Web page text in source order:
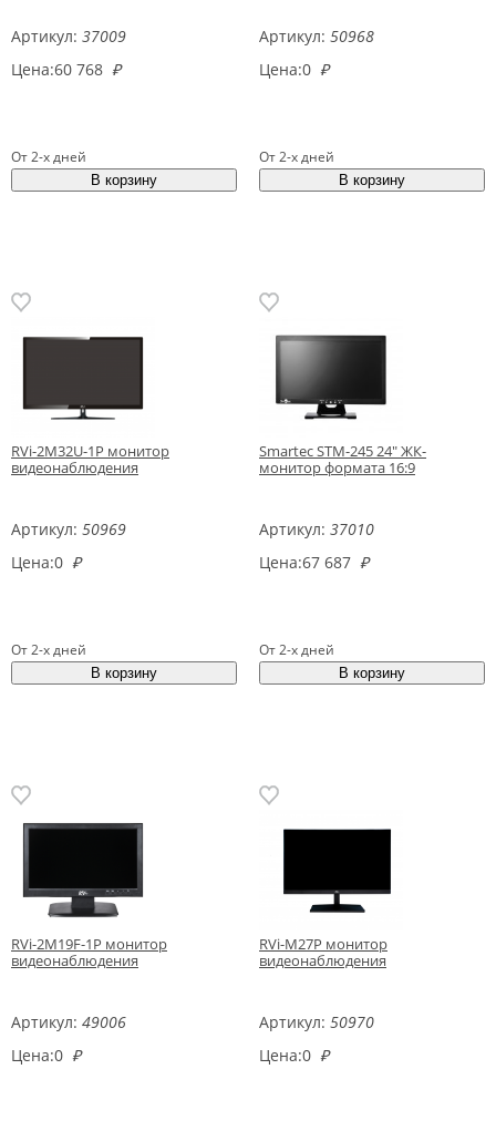
Артикул: 37009
Цена:60 768 ₽
От 2-х дней
Артикул: 50968
Цена:0 ₽
От 2-х дней
RVi-2M32U-1P монитор
видеонаблюдения
Артикул: 50969
Цена:0 ₽
От 2-х дней
Smartec STM-245 24" ЖК-
монитор формата 16:9
Артикул: 37010
Цена:67 687 ₽
От 2-х дней
RVi-2M19F-1P монитор
видеонаблюдения
Артикул: 49006
Цена:0 ₽
RVi-M27P монитор
видеонаблюдения
Артикул: 50970
Цена:0 ₽